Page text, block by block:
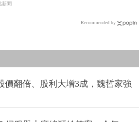
新聞
Recommended by
價翻倍、股利大增3成，魏哲家強